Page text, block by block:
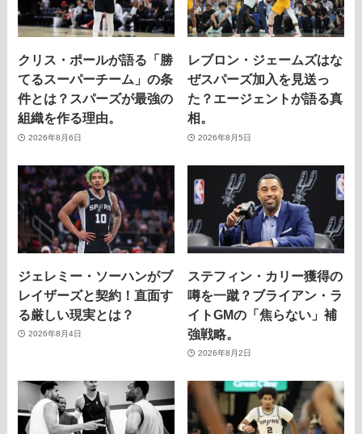
クリス・ポールが語る「勝
てるスーパーチーム」の条
件とは？スパーズが最強の
組織を作る理由。
2026年8月6日
レブロン・ジェームズはな
ぜスパーズ加入を見送っ
た？エージェントが語る真
相。
2026年8月5日
ジェレミー・ソーハンがブ
レイザーズと契約！直面す
る厳しい現実とは？
2026年8月4日
ステフィン・カリー獲得の
噂を一蹴？ブライアン・ラ
イトGMの「焦らない」補
強戦略。
2026年8月2日